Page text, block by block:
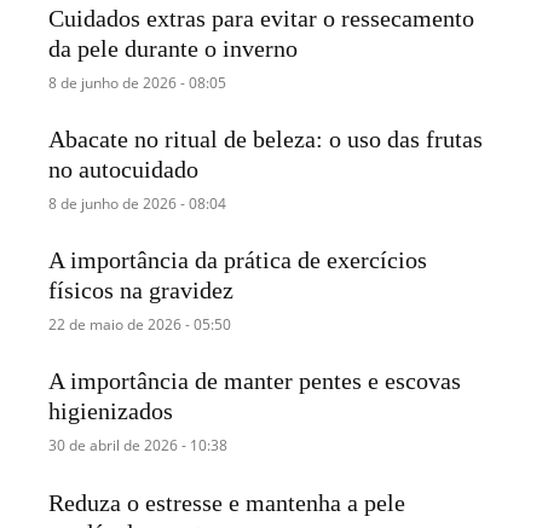
Cuidados extras para evitar o ressecamento
da pele durante o inverno
8 de junho de 2026 - 08:05
Abacate no ritual de beleza: o uso das frutas
no autocuidado
8 de junho de 2026 - 08:04
A importância da prática de exercícios
físicos na gravidez
22 de maio de 2026 - 05:50
A importância de manter pentes e escovas
higienizados
30 de abril de 2026 - 10:38
Reduza o estresse e mantenha a pele